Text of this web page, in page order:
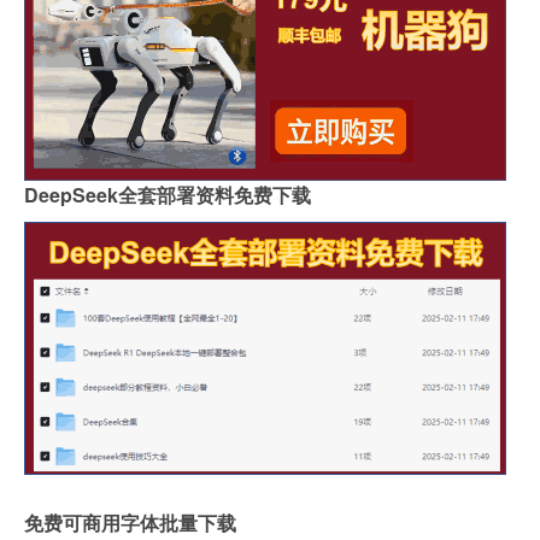
DeepSeek全套部署资料免费下载
免费可商用字体批量下载